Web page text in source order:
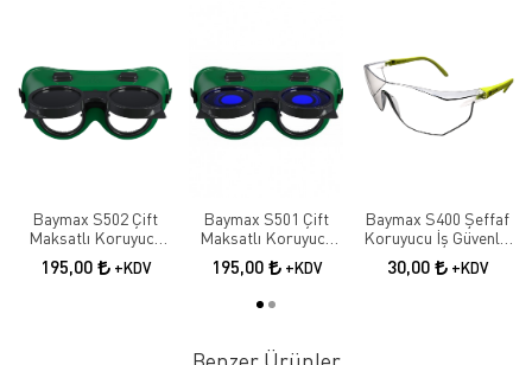
Baymax S502 Çift
Maksatlı Koruyucu
Kaynak Gözlüğü |
Tam Kapalı İş
195,00 +KDV
Baymax S501 Çift
Maksatlı Koruyucu
Kaynak Gözlüğü |
Tam Kapalı İş
195,00 +KDV
Baymax S400 Şeffaf
Koruyucu İş Güvenlik
Gözlüğü
30,00 +KDV